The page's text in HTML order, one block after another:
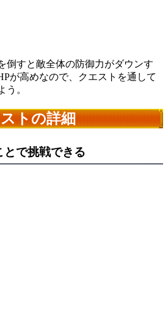
倒すと敵全体の防御力がダウンす
が高めなので、クエストを通して
う。
トの詳細
で挑戦できる